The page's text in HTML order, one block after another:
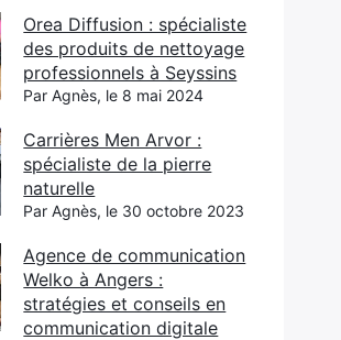
Orea Diffusion : spécialiste
des produits de nettoyage
professionnels à Seyssins
Par Agnès, le 8 mai 2024
Carrières Men Arvor :
spécialiste de la pierre
naturelle
Par Agnès, le 30 octobre 2023
Agence de communication
Welko à Angers :
stratégies et conseils en
communication digitale